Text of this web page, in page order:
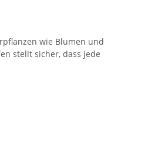
wie Blumen und
stellt sicher, dass jede